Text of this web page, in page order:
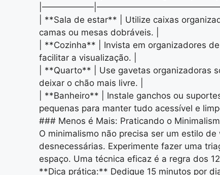
| **Sala de estar** | Utilize caixas
camas ou mesas dobráveis. |
| **Cozinha** | Invista em organizadores
facilitar a visualização. |
| **Quarto** | Use gavetas organizadoras
deixar o chão mais livre. |
| **Banheiro** | Instale ganchos ou
pequenas para manter tudo acessível e
### Menos é Mais: Praticando o
O minimalismo não precisa ser um estilo
desnecessárias. Experimente fazer uma
espaço. Uma técnica eficaz é a regra dos
**Dica prática:** Dedique 15 minutos por